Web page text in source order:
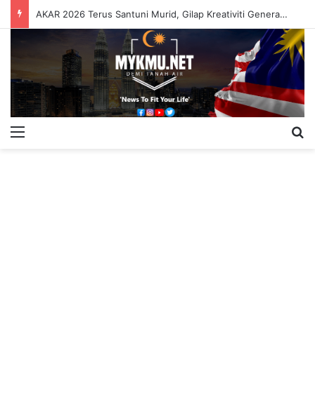
AKAR 2026 Terus Santuni Murid, Gilap Kreativiti Generasi Muda